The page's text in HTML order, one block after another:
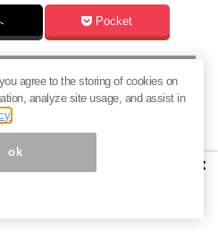
Pocket
ス」株は買いか？蓄電池銘柄の
いか？決算で見えた“強い事
×
agree to the storing of cookies on
analyze site usage, and assist in
ok